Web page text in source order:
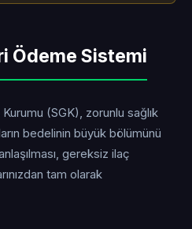
Ödeme Sistemi
(SGK), zorunlu sağlık
bedelinin büyük bölümünü
gereksiz ilaç
tam olarak